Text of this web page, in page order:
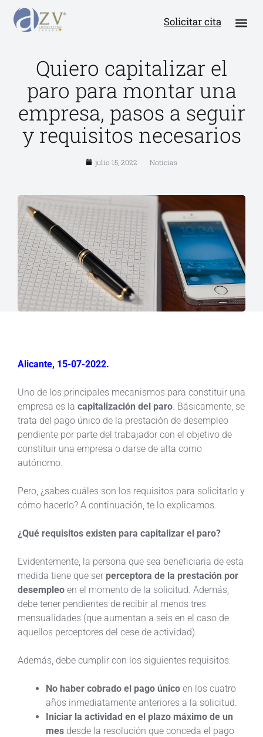
Solicitar cita
Quiero capitalizar el
paro para montar una
empresa, pasos a seguir
y requisitos necesarios
julio 15, 2022 Noticias
Alicante, 15-07-2022.
Uno de los principales mecanismos para constituir una
empresa es la capitalización del paro. Básicamente, se
trata del pago único de la prestación de desempleo
pendiente por parte del trabajador con el objetivo de
constituir una empresa o darse de alta como
autónomo.
Pero, ¿sabes cuáles son los requisitos para solicitarlo y
cómo hacerlo? A continuación, te lo explicamos.
¿Qué requisitos existen para capitalizar el paro?
Evidentemente, la persona que sea beneficiaria de esta
medida tiene que ser perceptora de la prestación por
desempleo en el momento de la solicitud. Además,
debe tener pendientes de recibir al menos tres
mensualidades (que aumentan a seis en el caso de
aquellos perceptores del cese de actividad).
Además, debe cumplir con los siguientes requisitos:
No haber cobrado el pago único en los cuatro
años inmediatamente anteriores a la solicitud.
Iniciar la actividad en el plazo máximo de un
mes desde la resolución que conceda el pago